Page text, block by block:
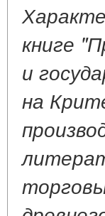
книге
и
на